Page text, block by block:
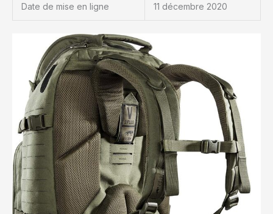
Date de mise en ligne 11 décembre 2020